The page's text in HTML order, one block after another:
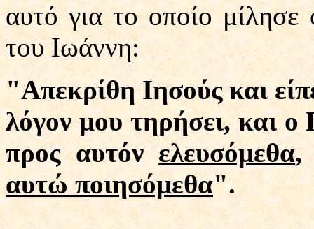
αυτό για το οποίο
του Ιωάννη:
"Απεκρίθη Ιησούς και
λόγον μου τηρήσει, και
προς αυτόν ελευσόμεθα
αυτώ ποιησόμεθα".